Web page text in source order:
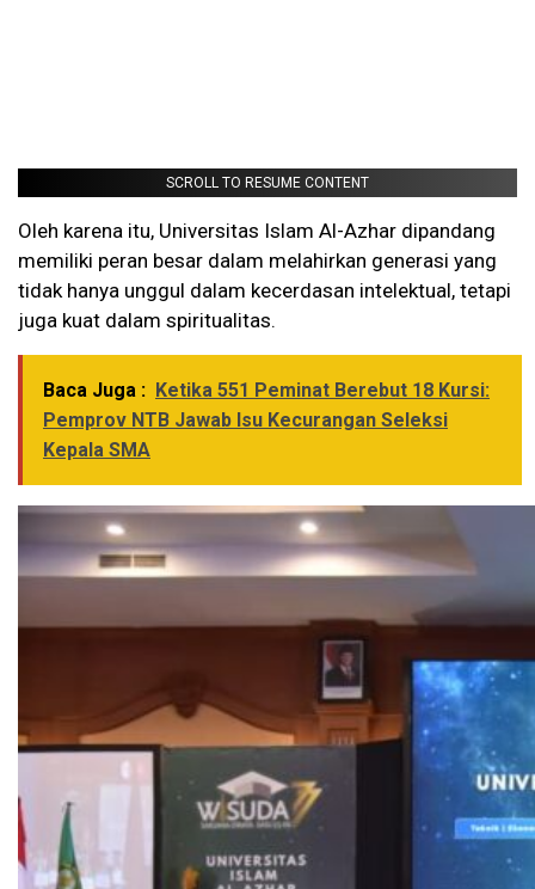
SCROLL TO RESUME CONTENT
Oleh karena itu, Universitas Islam Al-Azhar dipandang
memiliki peran besar dalam melahirkan generasi yang
tidak hanya unggul dalam kecerdasan intelektual, tetapi
juga kuat dalam spiritualitas.
Baca Juga : Ketika 551 Peminat Berebut 18 Kursi:
Pemprov NTB Jawab Isu Kecurangan Seleksi
Kepala SMA